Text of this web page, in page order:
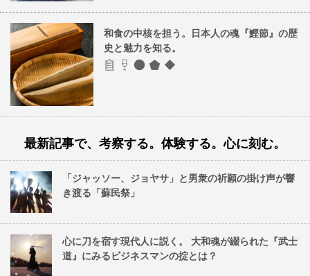
和食の中核を担う。日本人の魂『鰹節』の歴
史と魅力を知る。
最新記事で、考察する。体験する。心に刻む。
「ジャッソー、ジョヤサ」と男衆の祈願の掛け声が響
き渡る「蘇民祭」
心に刀を宿す現代人に説く。 大和魂が綴られた『武士
道』にみるビジネスマンの掟とは？